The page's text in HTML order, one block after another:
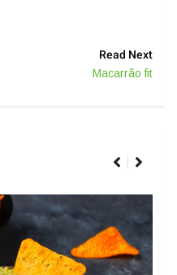
Read Next
Macarrão fit